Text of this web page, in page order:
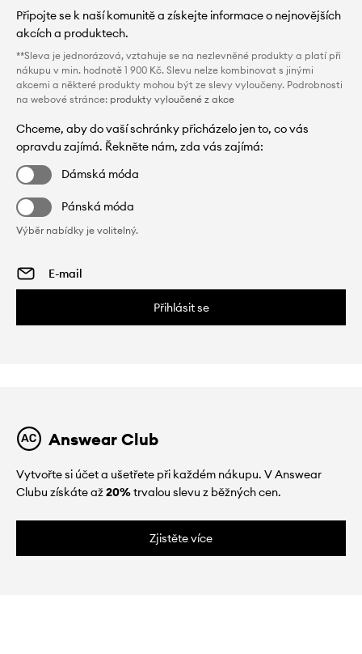
Připojte se k naší komunitě a získejte informace o nejnovějších
akcích a produktech.
**Sleva je jednorázová, vztahuje se na nezlevněné produkty a platí při
nákupu v min. hodnotě 1 900 Kč. Slevu nelze kombinovat s jinými
akcemi a některé produkty mohou být ze slevy vyloučeny. Podrobnosti
na webové stránce: produkty vyloučené z akce
Chceme, aby do vaší schránky přicházelo jen to, co vás
opravdu zajímá. Řekněte nám, zda vás zajímá:
Dámská móda
Pánská móda
Výběr nabídky je volitelný.
Přihlásit se
Answear Club
Vytvořte si účet a ušetřete při každém nákupu. V Answear
Clubu získáte až20%trvalou slevu z běžných cen.
Zjistěte více